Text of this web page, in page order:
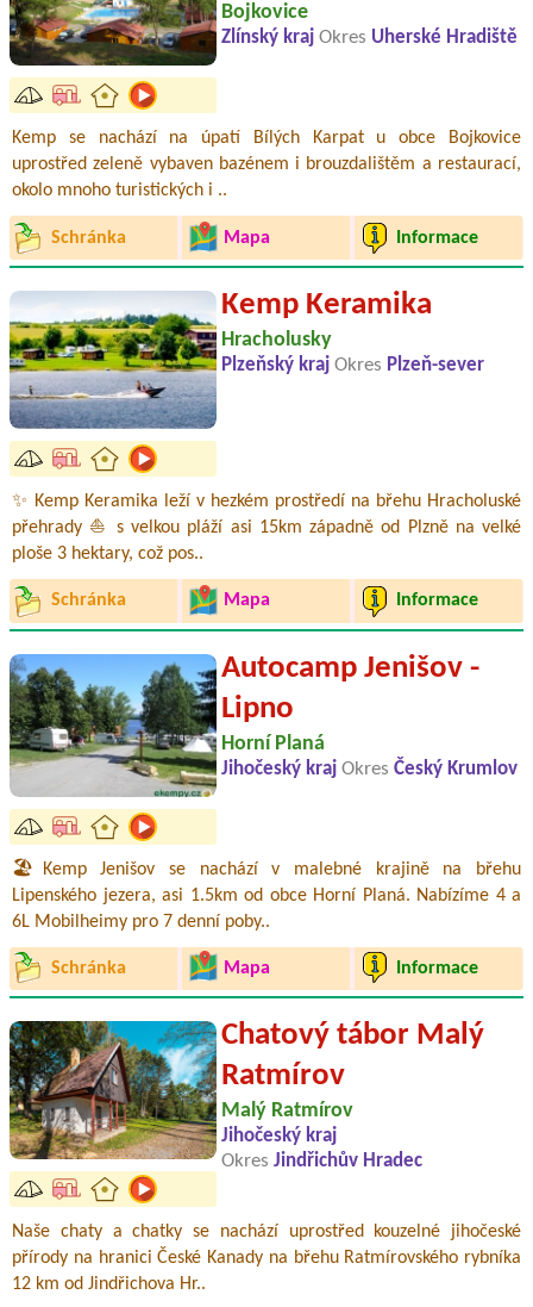
Bojkovice
Zlínský kraj Okres Uherské Hradiště
Kemp se nachází na úpatí Bílých Karpat u obce Bojkovice
uprostřed zeleně vybaven bazénem i brouzdalištěm a restaurací,
okolo mnoho turistických i ..
Schránka Mapa Informace
Kemp Keramika
Hracholusky
Plzeňský kraj Okres Plzeň-sever
✨ Kemp Keramika leží v hezkém prostředí na břehu Hracholuské
přehrady ⛵ s velkou pláží asi 15km západně od Plzně na velké
ploše 3 hektary, což pos..
Schránka Mapa Informace
Autocamp Jenišov -
Lipno
Horní Planá
Jihočeský kraj Okres Český Krumlov
🏖️Kemp Jenišov se nachází v malebné krajině na břehu
Lipenského jezera, asi 1.5km od obce Horní Planá. Nabízíme 4 a
6L Mobilheimy pro 7 denní poby..
Schránka Mapa Informace
Chatový tábor Malý
Ratmírov
Malý Ratmírov
Jihočeský kraj
Okres Jindřichův Hradec
Naše chaty a chatky se nachází uprostřed kouzelné jihočeské
přírody na hranici České Kanady na břehu Ratmírovského rybníka
12 km od Jindřichova Hr..